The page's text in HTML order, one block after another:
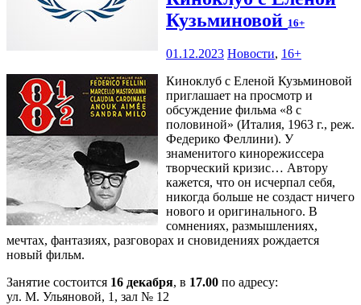
Кузьминовой 16+
01.12.2023 Новости, 16+
Киноклуб с Еленой Кузьминовой
приглашает на просмотр и
обсуждение фильма «8 с
половиной» (Италия, 1963 г., реж.
Федерико Феллини). У
знаменитого кинорежиссера
творческий кризис… Автору
кажется, что он исчерпал себя,
никогда больше не создаст ничего
нового и оригинального. В
сомнениях, размышлениях,
мечтах, фантазиях, разговорах и сновидениях рождается
новый фильм.
Занятие состоится 16 декабря, в 17.00 по адресу:
ул. М. Ульяновой, 1, зал № 12